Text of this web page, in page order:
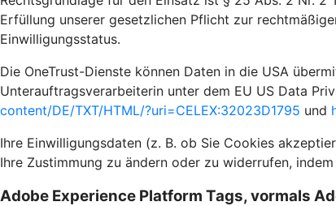
Erfüllung unserer gesetzlichen Pflicht zur
Einwilligungsstatus.
Die OneTrust-Dienste können Daten in die USA
Unterauftragsverarbeiterin unter dem EU US Data
content/DE/TXT/HTML/?uri=CELEX:32023D1795 und
Ihre Einwilligungsdaten (z. B. ob Sie Cookies
Ihre Zustimmung zu ändern oder zu widerrufen,
Adobe Experience Platform Tags, vormals